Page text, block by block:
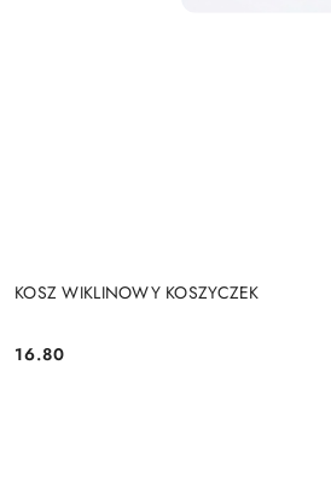
KOSZ WIKLINOWY KOSZYCZEK
Cena:
16.80